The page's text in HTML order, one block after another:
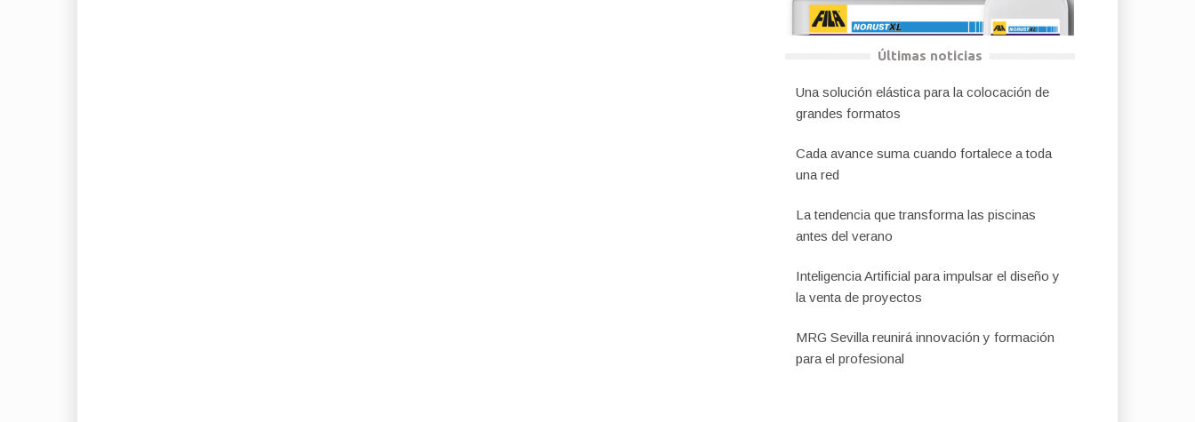
Últimas noticias
Una solución elástica para la colocación de
grandes formatos
Cada avance suma cuando fortalece a toda
una red
La tendencia que transforma las piscinas
antes del verano
Inteligencia Artificial para impulsar el diseño y
la venta de proyectos
MRG Sevilla reunirá innovación y formación
para el profesional